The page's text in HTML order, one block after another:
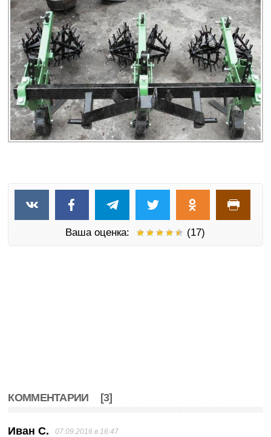
Ваша оценка: (17)
КОММЕНТАРИИ [3]
Иван С. 07.09.2016 в 16:47